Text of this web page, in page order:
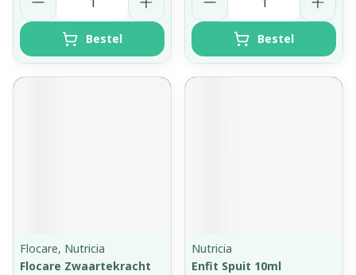
Bestel Bestel
Flocare, Nutricia
Flocare Zwaartekracht
Nutricia
Enfit Spuit 10ml